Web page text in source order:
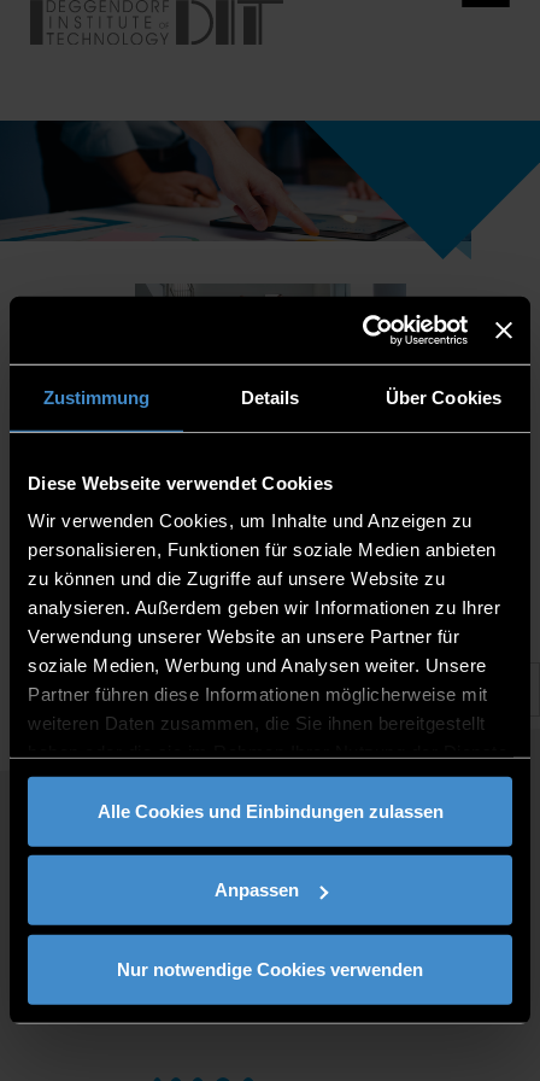
Zustimmung Details Über Cookies
Diese Webseite verwendet Cookies
Wir verwenden Cookies, um Inhalte und Anzeigen zu
personalisieren, Funktionen für soziale Medien anbieten
zu können und die Zugriffe auf unsere Website zu
analysieren. Außerdem geben wir Informationen zu Ihrer
Verwendung unserer Website an unsere Partner für
soziale Medien, Werbung und Analysen weiter. Unsere
Partner führen diese Informationen möglicherweise mit
weiteren Daten zusammen, die Sie ihnen bereitgestellt
gesammelt haben.
Alle Cookies und Einbindungen zulassen
Anpassen
Nur notwendige Cookies verwenden
15.12.2025 |
QUICKLINKS
FOR BUSINESSES
DIRECTIONS